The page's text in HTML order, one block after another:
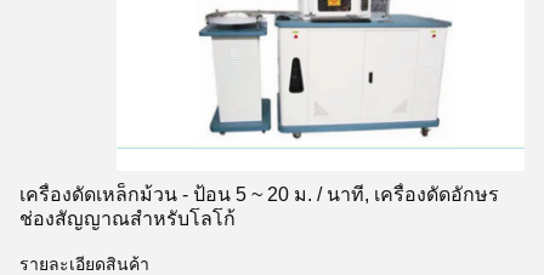
เครื่องดัดเหล็กม้วน - ป้อน 5 ~ 20 ม. / นาที, เครื่องดัดอักษร
ช่องสัญญาณสำหรับโลโก้
รายละเอียดสินค้า